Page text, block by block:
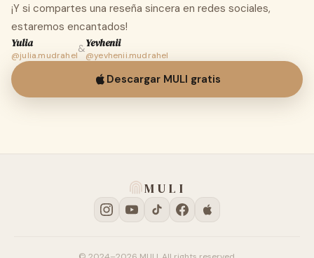
¡Y si compartes una reseña sincera en redes sociales,
estaremos encantados!
Yulia
@julia.mudrahel
&Yevhenii
@yevhenii.mudrahel
Descargar MULI gratis
MULI